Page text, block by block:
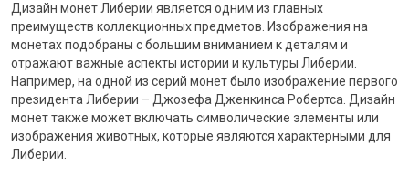
Дизайн монет Либерии является одним из главных
преимуществ коллекционных предметов. Изображения на
монетах подобраны с большим вниманием к деталям и
отражают важные аспекты истории и культуры Либерии.
Например, на одной из серий монет было изображение первого
президента Либерии – Джозефа Дженкинса Робертса. Дизайн
монет также может включать символические элементы или
изображения животных, которые являются характерными для
Либерии.